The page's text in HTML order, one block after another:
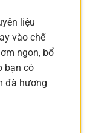
liệu
vào chế
ngon, bổ
bạn có
đà hương